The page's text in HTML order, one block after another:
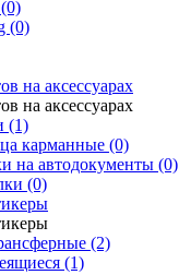
(0)
на аксессуарах
на аксессуарах
(1)
карманные (0)
на автодокументы (0)
(0)
(2)
(1)